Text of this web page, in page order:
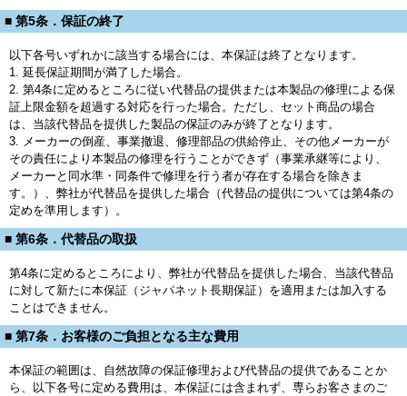
■ 第5条．保証の終了
以下各号いずれかに該当する場合には、本保証は終了となります。
1. 延長保証期間が満了した場合。
2. 第4条に定めるところに従い代替品の提供または本製品の修理による保
証上限金額を超過する対応を行った場合。ただし、セット商品の場合
は、当該代替品を提供した製品の保証のみが終了となります。
3. メーカーの倒産、事業撤退、修理部品の供給停止、その他メーカーが
その責任により本製品の修理を行うことができず（事業承継等により、
メーカーと同水準・同条件で修理を行う者が存在する場合を除きま
す。）、弊社が代替品を提供した場合（代替品の提供については第4条の
定めを準用します）。
■ 第6条．代替品の取扱
第4条に定めるところにより、弊社が代替品を提供した場合、当該代替品
に対して新たに本保証（ジャパネット長期保証）を適用または加入する
ことはできません。
■ 第7条．お客様のご負担となる主な費用
本保証の範囲は、自然故障の保証修理および代替品の提供であることか
ら、以下各号に定める費用は、本保証には含まれず、専らお客さまのご